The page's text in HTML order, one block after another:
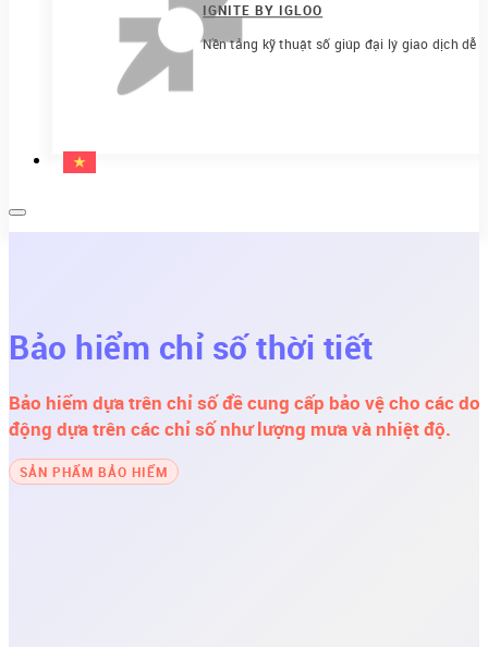
IGNITE BY IGLOO
Nền tảng kỹ thuật số giúp đại lý giao dịch dễ
Bảo hiểm chỉ số thời tiết
Bảo hiểm dựa trên chỉ số đề cung cấp bảo vệ cho các
động dựa trên các chỉ số như lượng mưa và nhiệt độ.
SẢN PHẨM BẢO HIỂM